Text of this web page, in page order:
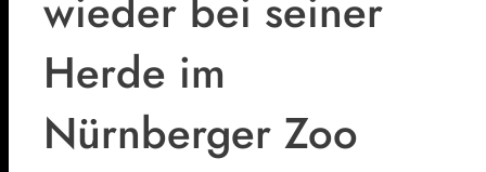
Herde im
Nürnberger Zoo